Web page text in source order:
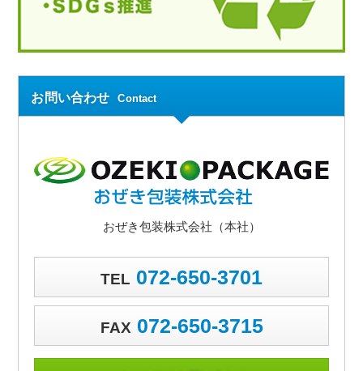
お問い合わせ Contact
おぜき包装株式会社（本社）
TEL 072-650-3701
FAX 072-650-3715